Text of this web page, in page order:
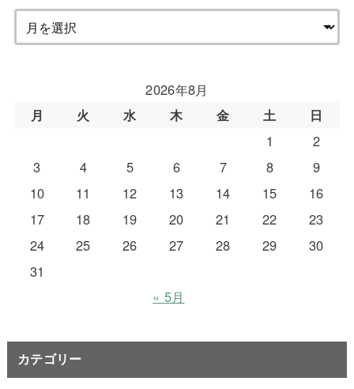
2026年8月
月
火 水 木 金 土
日
1
2
3
4 5 6 7 8
9
10
11 12 13 14 15
16
17
18 19 20 21 22
23
24
25 26 27 28 29
30
31
« 5月
カテゴリー